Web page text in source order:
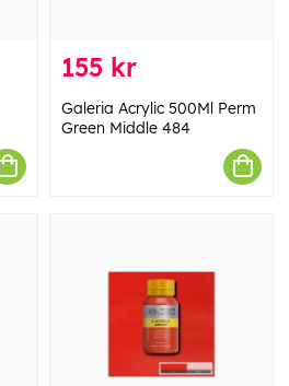
155 kr
Galeria Acrylic 500Ml Perm
Green Middle 484